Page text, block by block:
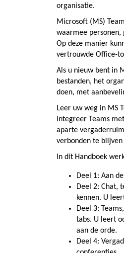
organisatie.
Microsoft (MS)
waarmee personen,
Op deze manier
vertrouwde Office-
Als u nieuw bent in
bestanden, het
doen, met
Leer uw weg in MS
Integreer Teams
aparte
verbonden te
In dit Handboek
Deel 1: Aan
Deel 2: Chat,
kennen. U
Deel 3:
tabs. U leert
aan de orde.
Deel 4: